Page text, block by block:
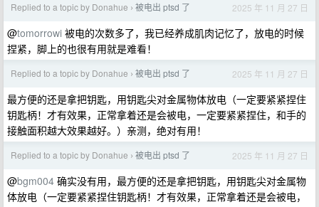
Replied to a topic by Donahue › 被电出 ptsd 了 2025 年 11 月 27 日
@tomorrowi 被电的次数多了，我已经养成肌肉记忆了，放电的时候
捏紧，脚上的也很有用就是难看！
Replied to a topic by Donahue › 被电出 ptsd 了 2025 年 11 月 27 日
最方便的还是拿把钥匙，用钥匙尖对金属物体放电（一定要紧紧捏住
钥匙柄！才有效果，正常拿着还是会被电，一定要紧紧捏住，和手的
接触面积越大效果越好。）亲测，绝对有用！
Replied to a topic by Donahue › 被电出 ptsd 了 2025 年 11 月 27 日
@bgm004 确实没有用，最方便的还是拿把钥匙，用钥匙尖对金属物
体放电（一定要紧紧捏住钥匙柄！才有效果，正常拿着还是会被电，